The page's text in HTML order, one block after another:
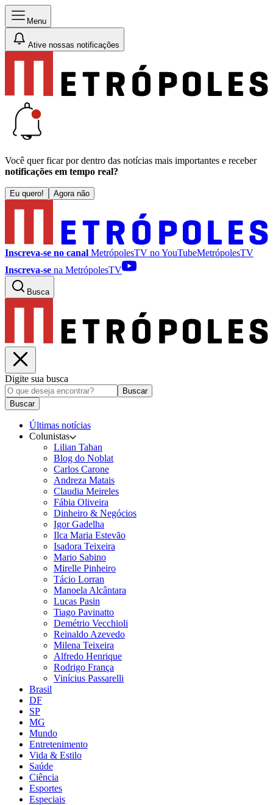
Menu
Ative nossas notificações
Você quer ficar por dentro das notícias mais importantes e receber
notificações em tempo real?
Eu quero! Agora não
Inscreva-se no canal MetrópolesTV noYouTubeMetrópolesTV
Inscreva-se na MetrópolesTV
Busca
Digite sua busca
Buscar
Buscar
Últimas notícias
Colunistas
Lilian Tahan
Blog do Noblat
Carlos Carone
Andreza Matais
Claudia Meireles
Fábia Oliveira
Dinheiro & Negócios
Igor Gadelha
Ilca Maria Estevão
Isadora Teixeira
Mario Sabino
Mirelle Pinheiro
Tácio Lorran
Manoela Alcântara
Lucas Pasin
Tiago Pavinatto
Demétrio Vecchioli
Reinaldo Azevedo
Milena Teixeira
Alfredo Henrique
Rodrigo França
Vinícius Passarelli
Brasil
DF
SP
MG
Mundo
Entretenimento
Vida & Estilo
Saúde
Ciência
Esportes
Especiais